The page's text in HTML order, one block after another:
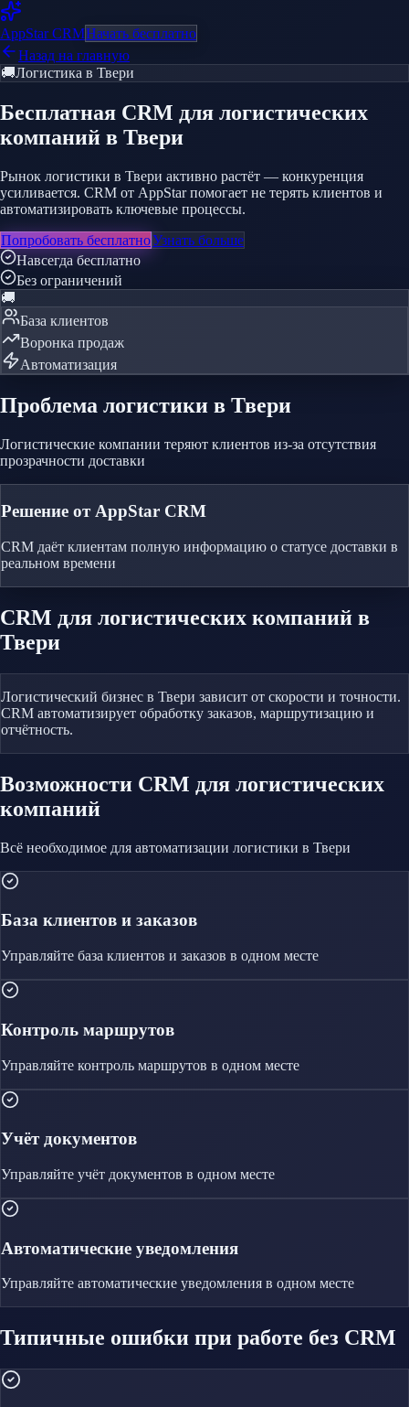
AppStarCRMНачать бесплатно
Назад на главную
🚚Логистика в Твери
Бесплатная CRM для логистических
компаний в Твери
Рынок логистики в Твери активно растёт — конкуренция
усиливается. CRM от AppStar помогает не терять клиентов и
автоматизировать ключевые процессы.
Попробовать бесплатноУзнать больше
Навсегда бесплатно
Без ограничений
🚚
База клиентов
Воронка продаж
Автоматизация
Проблема логистики в Твери
Логистические компании теряют клиентов из-за отсутствия
прозрачности доставки
Решение от AppStar CRM
CRM даёт клиентам полную информацию о статусе доставки в
реальном времени
CRM для логистических компаний в
Твери
Логистический бизнес в Твери зависит от скорости и точности.
CRM автоматизирует обработку заказов, маршрутизацию и
отчётность.
Возможности CRM для логистических
компаний
Всё необходимое для автоматизации логистики в Твери
База клиентов и заказов
Управляйте база клиентов и заказов в одном месте
Контроль маршрутов
Управляйте контроль маршрутов в одном месте
Учёт документов
Управляйте учёт документов в одном месте
Автоматические уведомления
Управляйте автоматические уведомления в одном месте
Типичные ошибки при работе без CRM